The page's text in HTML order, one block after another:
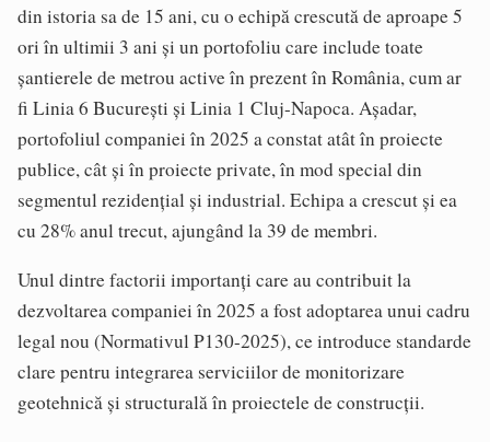
din istoria sa de 15 ani, cu o echipă crescută de aproape 5
ori în ultimii 3 ani și un portofoliu care include toate
șantierele de metrou active în prezent în România, cum ar
fi Linia 6 București și Linia 1 Cluj-Napoca. Așadar,
portofoliul companiei în 2025 a constat atât în proiecte
publice, cât și în proiecte private, în mod special din
segmentul rezidențial și industrial. Echipa a crescut și ea
cu 28% anul trecut, ajungând la 39 de membri.
Unul dintre factorii importanți care au contribuit la
dezvoltarea companiei în 2025 a fost adoptarea unui cadru
legal nou (Normativul P130-2025), ce introduce standarde
clare pentru integrarea serviciilor de monitorizare
geotehnică și structurală în proiectele de construcții.